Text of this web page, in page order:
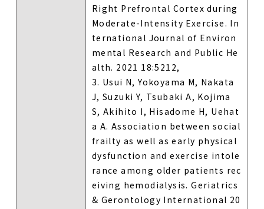
Right Prefrontal Cortex during
Moderate-Intensity Exercise. In
ternational Journal of Environ
mental Research and Public He
alth. 2021 18:5212,
3. Usui N, Yokoyama M, Nakata
J, Suzuki Y, Tsubaki A, Kojima
S, Akihito I, Hisadome H, Uehat
a A. Association between social
frailty as well as early physical
dysfunction and exercise intole
rance among older patients rec
eiving hemodialysis. Geriatrics
& Gerontology International 20